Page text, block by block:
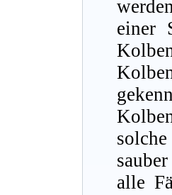
einer
alle